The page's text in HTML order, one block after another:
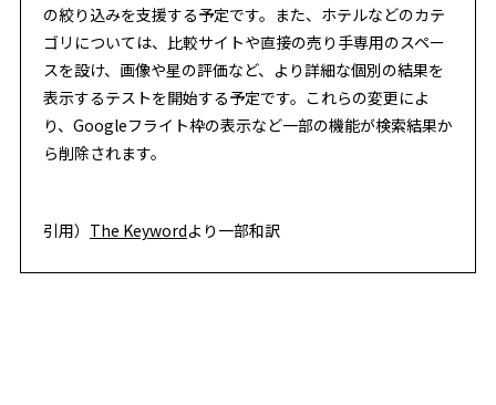
の絞り込みを支援する予定です。また、ホテルなどのカテ
ゴリについては、比較サイトや直接の売り手専用のスペー
スを設け、画像や星の評価など、より詳細な個別の結果を
表示するテストを開始する予定です。これらの変更によ
り、Googleフライト枠の表示など一部の機能が検索結果か
ら削除されます。
引用） The Keywordより一部和訳